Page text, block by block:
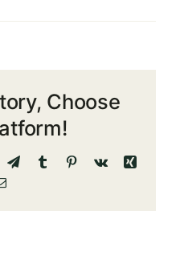
Choose
TelegramTumblrPinterest
Vk
Xing
Email